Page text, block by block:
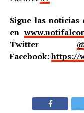
Sigue las noticias
en
Twitter
Facebook:https://